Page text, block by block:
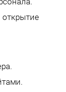
открытие